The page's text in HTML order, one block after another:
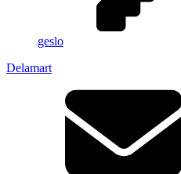
geslo
Delamart